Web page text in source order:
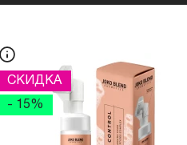
СКИДКА
- 15%